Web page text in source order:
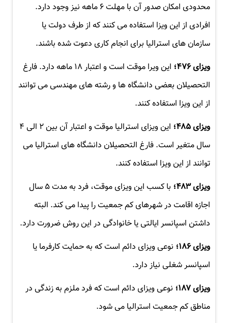
محدودی امکان صدور آن با مهلت ۶ ماهه نیز وجود دارد.
افرادی از این ویزا استفاده می کنند که از طرف دولت یا
سازمان های استرالیا برای انجام کاری دعوت شده باشند.
ویزای ۴۷۶؛
این ویرا موقت است و اعتبار ۱۸ ماهه دارد. فارغ
التحصیلان بعضی دانشگاه ها و رشته های مهندسی می توانند
از این ویزا استفاده کنند.
ویزای ۴۸۵؛
این ویزای استرالیا موقت و اعتبار آن بین ۲ الی ۴
سال متغیر است. فارغ التحصیلان دانشگاه های استرالیا می
توانند از این ویزا استفاده کنند.
ویزای ۴۸۳؛
با کسب این ویزای موقت، فرد به مدت ۵ سال
اجازه اقامت در شهرهای کم جمعیت را پیدا می کند. البته
داشتن اسپانسر ایالتی یا خانوادگی در این روش ضرورت دارد.
ویزای ۱۸۶؛
نوعی ویزای دائم است که به حمایت کارفرما یا
اسپانسر شغلی نیاز دارد.
ویزای ۱۸۷؛
نوعی ویزای دائم است که فرد ملزم به زندگی در
مناطق کم جمعیت استرالیا می شود.